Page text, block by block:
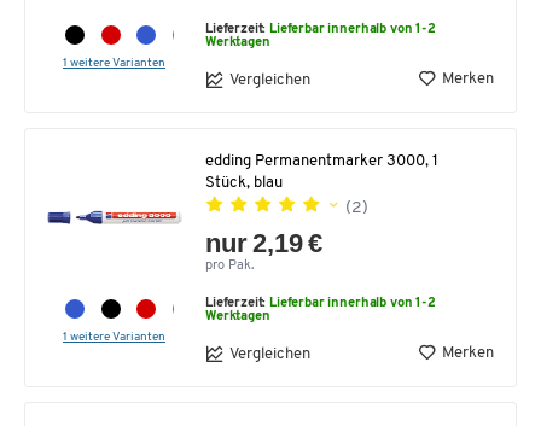
1 weitere Varianten
Lieferzeit: Lieferbar innerhalb von 1-2
Werktagen
Vergleichen Merken
1 weitere Varianten
edding Permanentmarker 3000, 1
Stück, blau
(2)
nur 2,19 €
pro Pak.
Lieferzeit: Lieferbar innerhalb von 1-2
Werktagen
Vergleichen Merken